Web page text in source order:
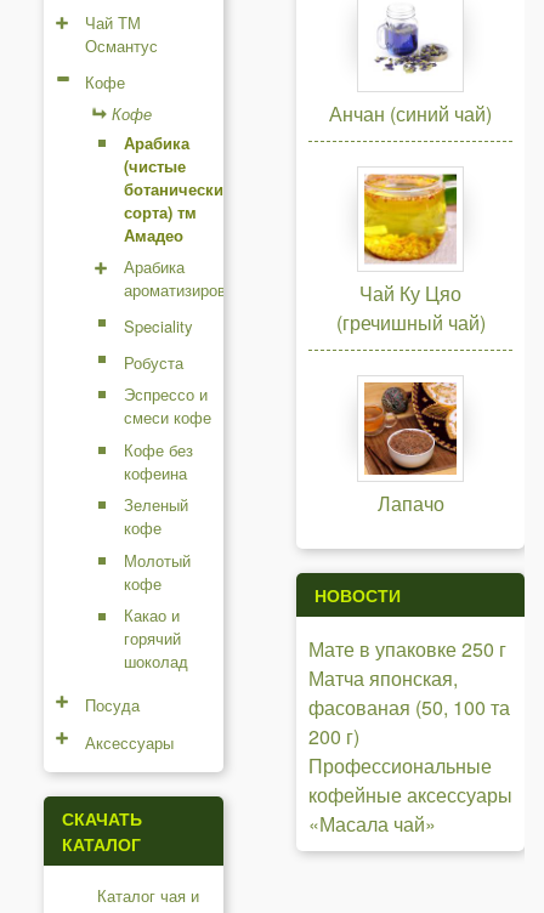
и
ц
Чай ТМ
Османтус
Кофе
Кофе
Арабика
(чистые
ботанические
сорта) тм
Амадео
Арабика
ароматизированная
Speciality
Робуста
Эспрессо и
смеси кофе
Кофе без
кофеина
Зеленый
кофе
Молотый
кофе
Какао и
горячий
шоколад
Посуда
Аксессуары
СКАЧАТЬ
КАТАЛОГ
Каталог чая и
Анчан (синий чай)
Чай Ку Цяо
(гречишный чай)
Лапачо
НОВОСТИ
Мате в упаковке 250 г
Матча японская,
фасованая (50, 100 та
200 г)
Профессиональные
кофейные аксессуары
«Масала чай»